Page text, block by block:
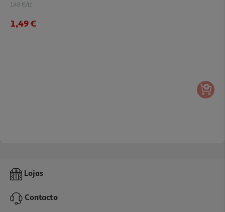
1.49 €/Lt
1,49 €
Lojas
Contacto